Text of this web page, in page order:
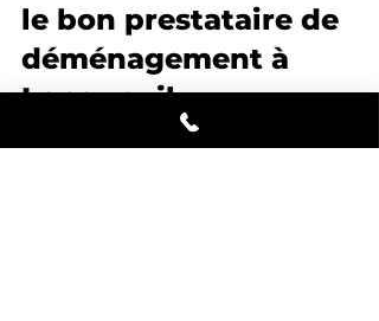
le bon prestataire de
déménagement à
Longueuil